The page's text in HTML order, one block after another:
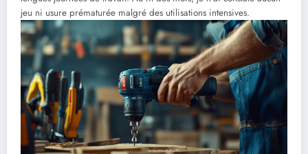
jeu ni usure prématurée malgré des utilisations intensives.